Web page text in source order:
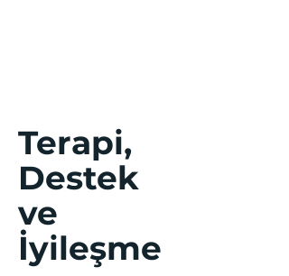
Terapi,
Destek
ve
İyileşme